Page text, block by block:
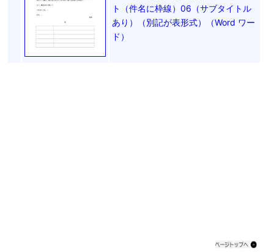
ト（件名に枠線）06（サブタイトル
あり）（別記が表形式）（Word ワー
ド）